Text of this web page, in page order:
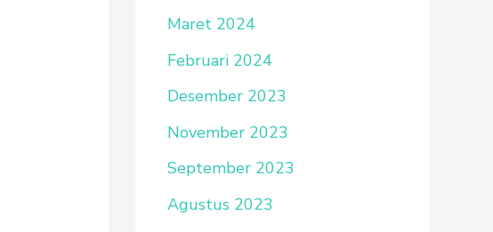
Maret 2024
Februari 2024
Desember 2023
November 2023
September 2023
Agustus 2023